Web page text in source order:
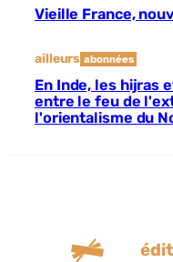
Vieille France,
ailleurs abonnées
En Inde, les hijras
entre le feu de
l'orientalisme du